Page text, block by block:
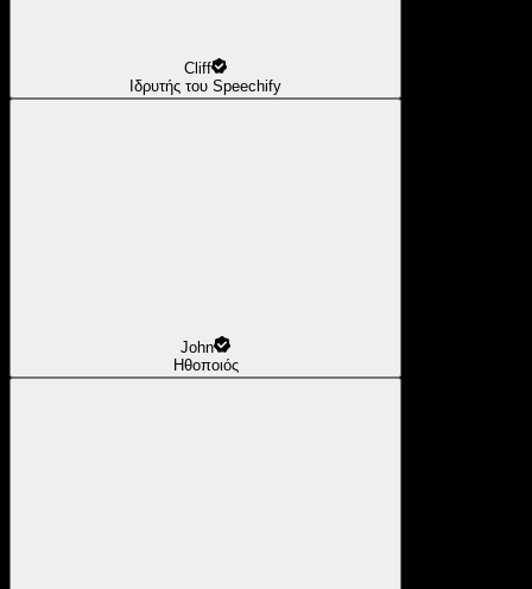
Cliff
Ιδρυτής του Speechify
John
Ηθοποιός